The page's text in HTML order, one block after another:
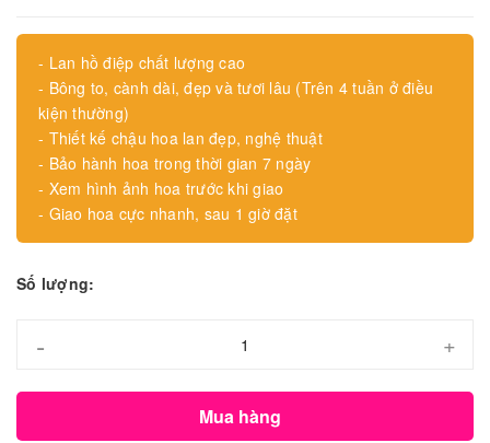
- Lan hồ điệp chất lượng cao
- Bông to, cành dài, đẹp và tươi lâu (Trên 4 tuần ở điều
kiện thường)
- Thiết kế chậu hoa lan đẹp, nghệ thuật
- Bảo hành hoa trong thời gian 7 ngày
- Xem hình ảnh hoa trước khi giao
- Giao hoa cực nhanh, sau 1 giờ đặt
Số lượng:
- +
Mua hàng